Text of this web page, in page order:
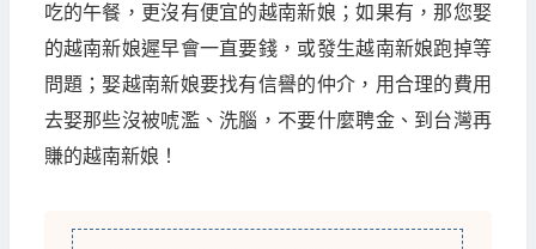
吃的午餐，更沒有便宜的越南新娘；如果有，那您娶
的越南新娘遲早會一直要錢，或發生越南新娘跑掉等
問題；娶越南新娘要找有信譽的仲介，用合理的費用
去娶那些沒被唬濫、洗腦，不要什麼聘金、到台灣再
賺的越南新娘！